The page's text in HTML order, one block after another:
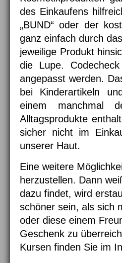
des Einkaufens
„BUND“ oder der
ganz einfach durch
jeweilige Produkt
die Lupe.
angepasst werden.
bei Kinderartikeln
einem manchmal
Alltagsprodukte
sicher nicht im
unserer Haut.
Eine weitere
herzustellen. Dann
dazu findet, wird
schöner sein, als sich
oder diese einem
Geschenk zu
Kursen finden Sie im